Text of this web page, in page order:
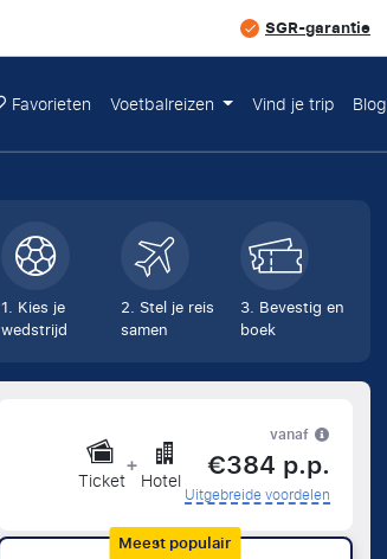
SGR-garantie
Favorieten Voetbalreizen Vind je trip Blog
1. Kies je
wedstrijd
2. Stel je reis
samen
3. Bevestig en
boek
Ticket+Hotel
vanaf
€384 p.p.
Uitgebreide voordelen
Meest populair